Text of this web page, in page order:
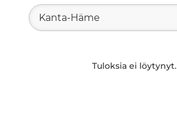
Kanta-Häme
Tuloksia ei löytynyt.